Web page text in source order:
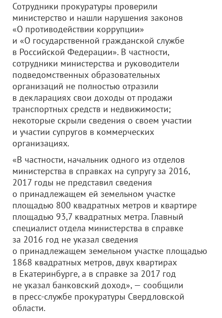
Сотрудники прокуратуры проверили
министерство и нашли нарушения законов
«О противодействии коррупции»
и «О государственной гражданской службе
в Российской Федерации». В частности,
сотрудники министерства и руководители
подведомственных образовательных
организаций не полностью отразили
в декларациях свои доходы от продажи
транспортных средств и недвижимости;
некоторые скрыли сведения о своем участии
и участии супругов в коммерческих
организациях.
«В частности, начальник одного из отделов
министерства в справках на супругу за 2016,
2017 годы не представил сведения
о принадлежащем ей земельном участке
площадью 800 квадратных метров и квартире
площадью 93,7 квадратных метра. Главный
специалист отдела министерства в справке
за 2016 год не указал сведения
о принадлежащем земельном участке площадью
1868 квадратных метров, двух квартирах
в Екатеринбурге, а в справке за 2017 год
не указал банковский доход», — сообщили
в пресс-службе прокуратуры Свердловской
области.